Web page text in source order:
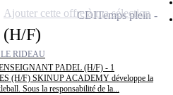
(H/F)
RIDEAU
PADEL (H/F) - 1
(H/F) SKINUP ACADEMY développe la
Sous la responsabilité de la...
CDITemps plein
Ajouter cette offre à ma sélection